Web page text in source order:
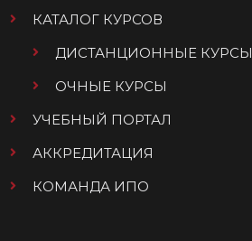
КАТАЛОГ КУРСОВ
ДИСТАНЦИОННЫЕ КУРСЫ
ОЧНЫЕ КУРСЫ
УЧЕБНЫЙ ПОРТАЛ
АККРЕДИТАЦИЯ
КОМАНДА ИПО